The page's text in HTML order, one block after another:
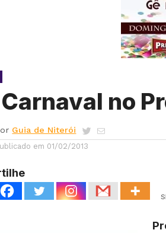
no
Guia de Niterói
em 01/02/2013